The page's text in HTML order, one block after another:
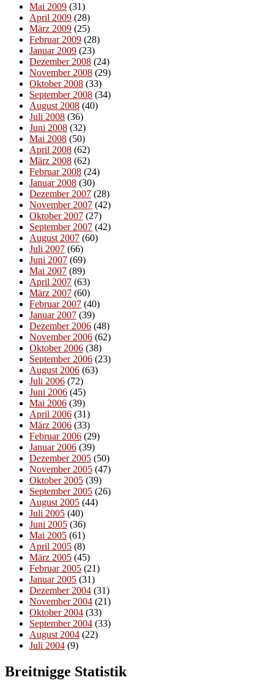
Mai 2009 (31)
April 2009 (28)
März 2009 (25)
Februar 2009 (28)
Januar 2009 (23)
Dezember 2008 (24)
November 2008 (29)
Oktober 2008 (33)
September 2008 (34)
August 2008 (40)
Juli 2008 (36)
Juni 2008 (32)
Mai 2008 (50)
April 2008 (62)
März 2008 (62)
Februar 2008 (24)
Januar 2008 (30)
Dezember 2007 (28)
November 2007 (42)
Oktober 2007 (27)
September 2007 (42)
August 2007 (60)
Juli 2007 (66)
Juni 2007 (69)
Mai 2007 (89)
April 2007 (63)
März 2007 (60)
Februar 2007 (40)
Januar 2007 (39)
Dezember 2006 (48)
November 2006 (62)
Oktober 2006 (38)
September 2006 (23)
August 2006 (63)
Juli 2006 (72)
Juni 2006 (45)
Mai 2006 (39)
April 2006 (31)
März 2006 (33)
Februar 2006 (29)
Januar 2006 (39)
Dezember 2005 (50)
November 2005 (47)
Oktober 2005 (39)
September 2005 (26)
August 2005 (44)
Juli 2005 (40)
Juni 2005 (36)
Mai 2005 (61)
April 2005 (8)
März 2005 (45)
Februar 2005 (21)
Januar 2005 (31)
Dezember 2004 (31)
November 2004 (21)
Oktober 2004 (33)
September 2004 (33)
August 2004 (22)
Juli 2004 (9)
Breitnigge Statistik